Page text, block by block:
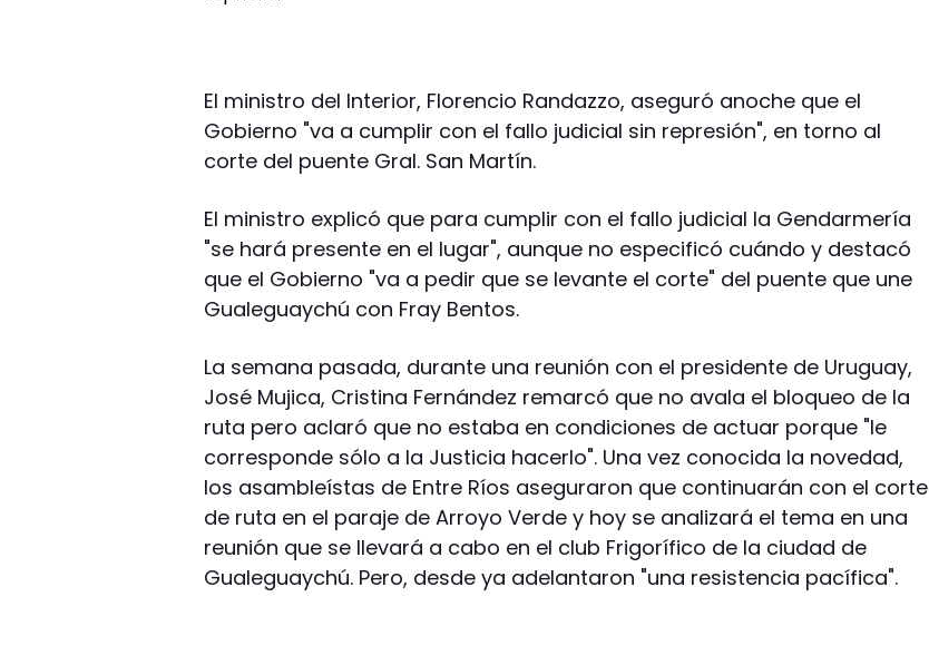
El ministro del Interior, Florencio Randazzo, aseguró anoche que el
Gobierno "va a cumplir con el fallo judicial sin represión", en torno al
corte del puente Gral. San Martín.
El ministro explicó que para cumplir con el fallo judicial la Gendarmería
"se hará presente en el lugar", aunque no especificó cuándo y destacó
que el Gobierno "va a pedir que se levante el corte" del puente que une
Gualeguaychú con Fray Bentos.
La semana pasada, durante una reunión con el presidente de Uruguay,
José Mujica, Cristina Fernández remarcó que no avala el bloqueo de la
ruta pero aclaró que no estaba en condiciones de actuar porque "le
corresponde sólo a la Justicia hacerlo". Una vez conocida la novedad,
los asambleístas de Entre Ríos aseguraron que continuarán con el corte
de ruta en el paraje de Arroyo Verde y hoy se analizará el tema en una
reunión que se llevará a cabo en el club Frigorífico de la ciudad de
Gualeguaychú. Pero, desde ya adelantaron "una resistencia pacífica".